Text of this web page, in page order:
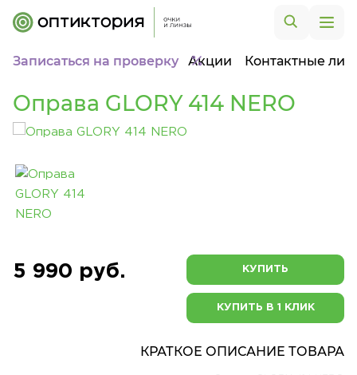
Записаться на проверку Акции Контактные
Оправа GLORY 414 NERO
5 990 руб. КУПИТЬ
КУПИТЬ В 1 КЛИК
КРАТКОЕ ОПИСАНИЕ ТОВАРА